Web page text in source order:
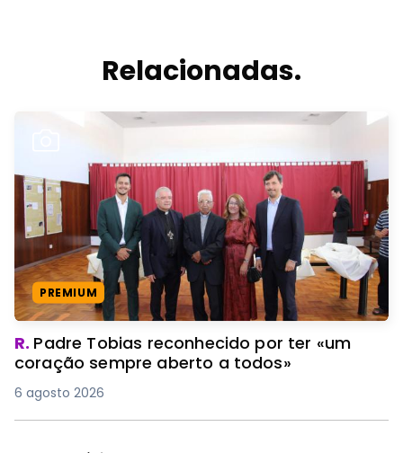
Relacionadas.
PREMIUM
R. Padre Tobias reconhecido por ter «um
coração sempre aberto a todos»
6 agosto 2026